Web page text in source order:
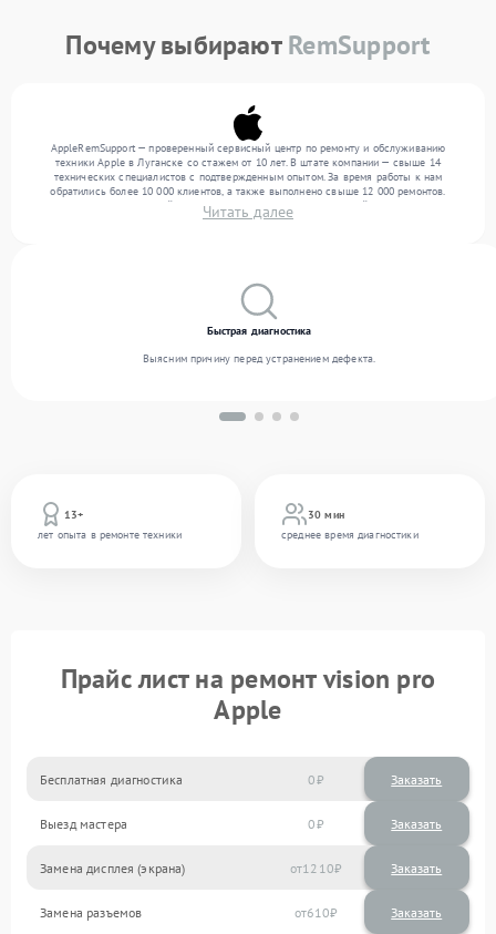
Почему выбираютRemSupport
AppleRemSupport — проверенный сервисный центр по ремонту и обслуживанию
техники Apple в Луганске со стажем от 10 лет. В штате компании — свыше 14
технических специалистов с подтвержденным опытом. За время работы к нам
обратились более 10 000 клиентов, а также выполнено свыше 12 000 ремонтов.
Ежемесячно в сервисный центр поступает более 300 обращений, включая , , . Мы
устраняем поломки любой сложности и гарантируем высокое качество обслуживания
Читать далее
13+
лет опыта в ремонте техники
30 мин
среднее время диагностики
Быстрая диагностика
Выясним причину перед устранением дефекта.
Прайс лист на ремонт vision pro
Apple
Бесплатная диагностика 0 Заказать
Выезд мастера 0 Заказать
Замена дисплея (экрана) 1210
Замена разъемов 610